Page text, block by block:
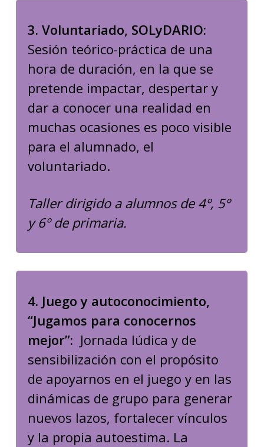
3. Voluntariado, SOLyDARIO:
Sesión teórico-práctica de una
hora de duración, en la que se
pretende impactar, despertar y
dar a conocer una realidad en
muchas ocasiones es poco visible
para el alumnado, el
voluntariado.
Taller dirigido a alumnos de 4º, 5º
y 6º de primaria.
4. Juego y autoconocimiento,
“Jugamos para conocernos
mejor”: Jornada lúdica y de
sensibilización con el propósito
de apoyarnos en el juego y en las
dinámicas de grupo para generar
nuevos lazos, fortalecer vínculos
y la propia autoestima. La